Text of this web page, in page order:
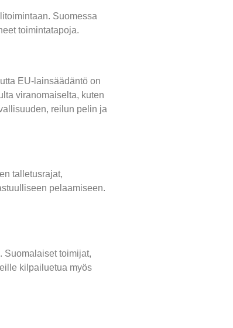
Suomessa
toimintatapoja.
EU-lainsäädäntö on
viranomaiselta, kuten
reilun pelin ja
talletusrajat,
pelaamiseen.
Suomalaiset toimijat,
kilpailuetua myös